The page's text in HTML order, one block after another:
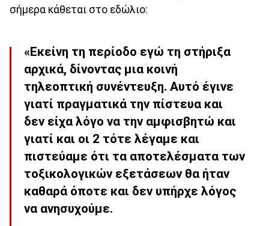
σήμερα κάθεται στο εδώλιο:
«Εκείνη τη περίοδο εγώ τη στήριξα
αρχικά, δίνοντας μια κοινή
τηλεοπτική συνέντευξη. Αυτό έγινε
γιατί πραγματικά την πίστευα και
δεν είχα λόγο να την αμφισβητώ και
γιατί και οι 2 τότε λέγαμε και
πιστεύαμε ότι τα αποτελέσματα των
τοξικολογικών εξετάσεων θα ήταν
καθαρά όποτε και δεν υπήρχε λόγος
να ανησυχούμε.